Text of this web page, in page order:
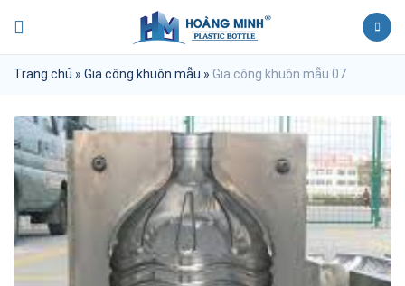
Trang chủ » Gia công khuôn mẫu » Gia công khuôn mẫu 07